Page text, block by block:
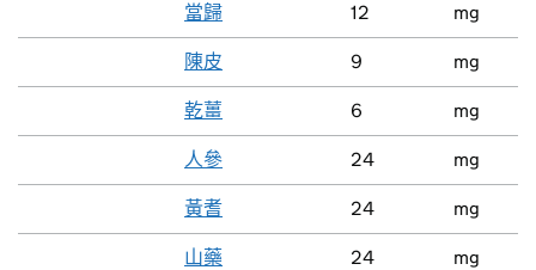
當歸 12 mg
陳皮 9 mg
乾薑 6 mg
人參 24 mg
黃耆 24 mg
山藥 24 mg